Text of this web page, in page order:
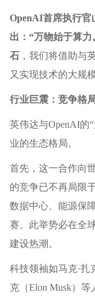
OpenAI首席执行官
出：“万物始于算
石，我们将借助与
又实现技术的大规
行业巨震：竞争格
英伟达与OpenAI的
业的生态格局。
首先，这一合作向
的竞争已不再局限
数据中心、能源保
赛。此举势必在全
建设热潮。
科技领袖如马克·扎
克（Elon Musk）